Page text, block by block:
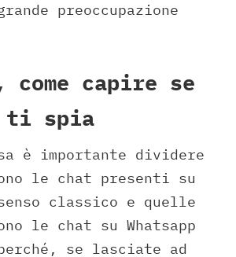
preoccupazione
come capire se
ti spia
è importante dividere
le chat presenti su
classico e quelle
le chat su Whatsapp
se lasciate ad